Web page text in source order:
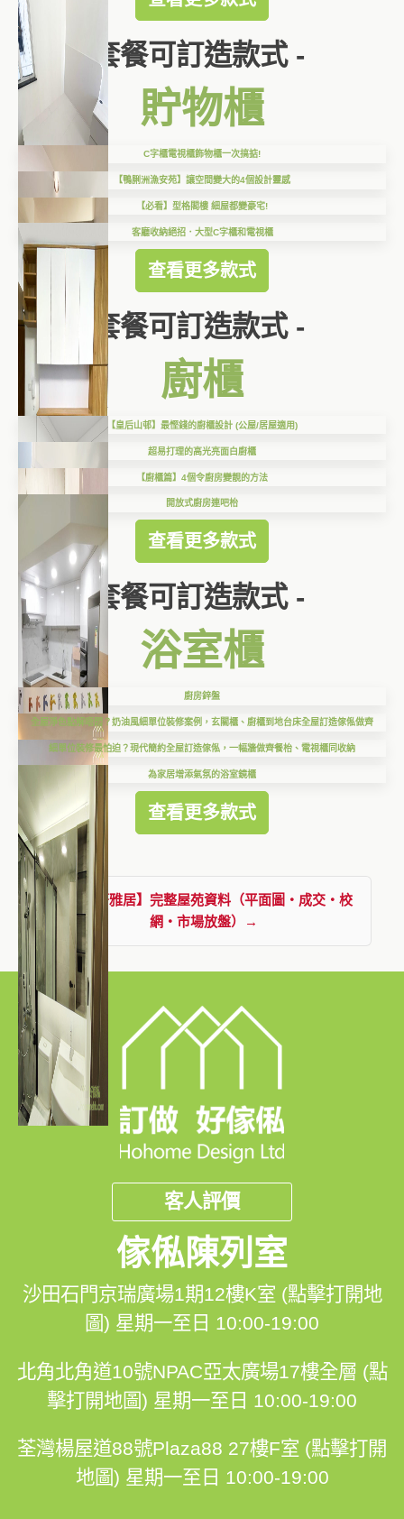
套餐可訂造款式 -
貯物櫃
C字櫃電視櫃飾物櫃一次搞掂!
【鴨脷洲漁安苑】讓空間變大的4個設計靈感
【必看】型格閣樓 細屋都變豪宅!
客廳收納絕招．大型C字櫃和電視櫃
查看更多款式
套餐可訂造款式 -
廚櫃
【皇后山邨】最慳錢的廚櫃設計 (公屋/居屋適用)
超易打理的高光亮面白廚櫃
【廚櫃篇】4個令廚房變靚的方法
開放式廚房連吧枱
查看更多款式
套餐可訂造款式 -
浴室櫃
廚房鋅盤
全屋淨色點解唔悶？奶油風細單位裝修案例，玄關櫃、廚櫃到地台床全屋訂造傢俬做齊
細單位裝修最怕迫？現代簡約全屋訂造傢俬，一幅牆做齊餐枱、電視櫃同收納
為家居增添氣氛的浴室鏡櫃
查看更多款式
查看【菁雅居】完整屋苑資料（平面圖・成交・校
網・市場放盤）→
客人評價
傢俬陳列室
沙田石門京瑞廣場1期12樓K室 (點擊打開地
圖) 星期一至日 10:00-19:00
北角北角道10號NPAC亞太廣場17樓全層 (點
擊打開地圖) 星期一至日 10:00-19:00
荃灣楊屋道88號Plaza88 27樓F室 (點擊打開
地圖) 星期一至日 10:00-19:00